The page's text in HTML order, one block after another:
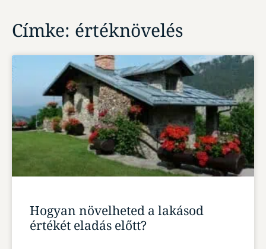
Címke: értéknövelés
Hogyan növelheted a lakásod
értékét eladás előtt?